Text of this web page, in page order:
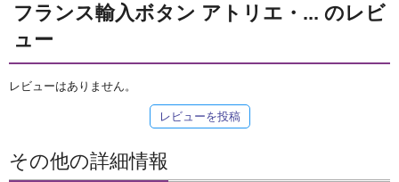
フランス輸入ボタン アトリエ・... のレビ
ュー
レビューはありません。
レビューを投稿
その他の詳細情報